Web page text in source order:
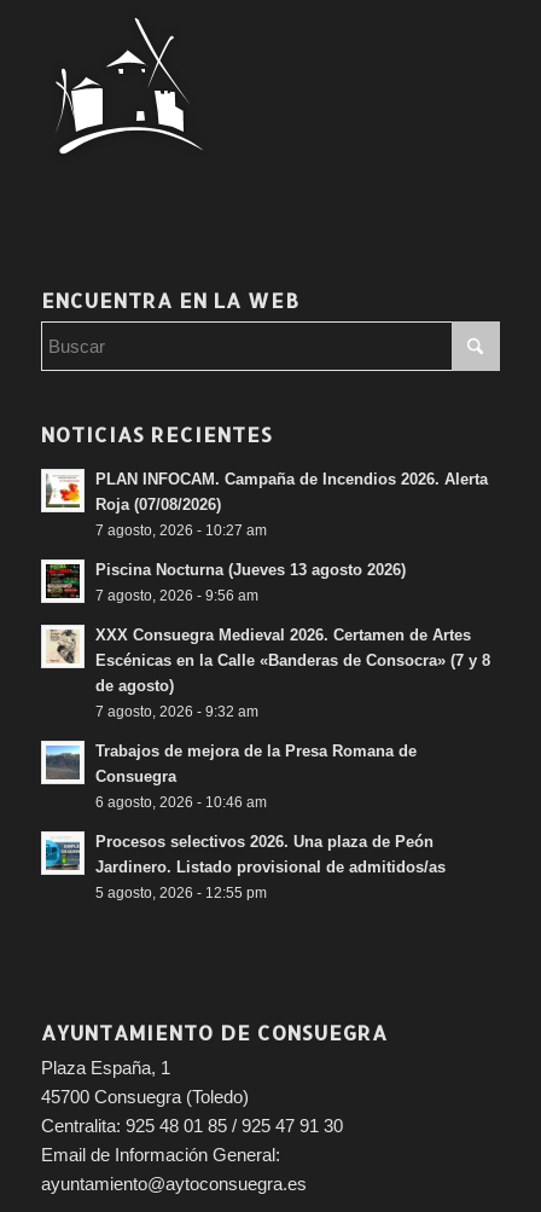
ENCUENTRA EN LA WEB
NOTICIAS RECIENTES
PLAN INFOCAM. Campaña de Incendios 2026. Alerta
Roja (07/08/2026)
7 agosto, 2026 - 10:27 am
Piscina Nocturna (Jueves 13 agosto 2026)
7 agosto, 2026 - 9:56 am
XXX Consuegra Medieval 2026. Certamen de Artes
Escénicas en la Calle «Banderas de Consocra» (7 y 8
de agosto)
7 agosto, 2026 - 9:32 am
Trabajos de mejora de la Presa Romana de
Consuegra
6 agosto, 2026 - 10:46 am
Procesos selectivos 2026. Una plaza de Peón
Jardinero. Listado provisional de admitidos/as
5 agosto, 2026 - 12:55 pm
AYUNTAMIENTO DE CONSUEGRA
Plaza España, 1
45700 Consuegra (Toledo)
Centralita: 925 48 01 85 / 925 47 91 30
Email de Información General:
ayuntamiento@aytoconsuegra.es